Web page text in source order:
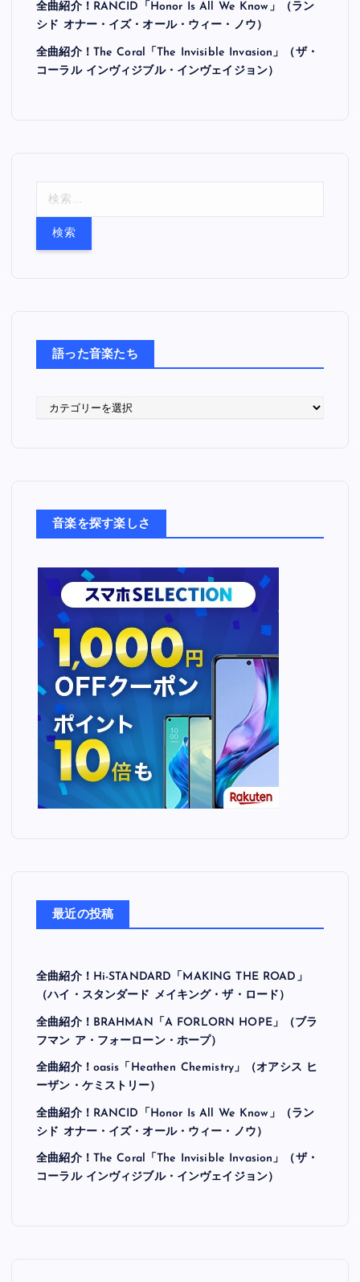
全曲紹介！RANCID「Honor Is All We Know」（ラン
シド オナー・イズ・オール・ウィー・ノウ）
全曲紹介！The Coral「The Invisible Invasion」（ザ・
コーラル インヴィジブル・インヴェイジョン）
語った音楽たち
音楽を探す楽しさ
最近の投稿
全曲紹介！Hi-STANDARD「MAKING THE ROAD」
（ハイ・スタンダード メイキング・ザ・ロード）
全曲紹介！BRAHMAN「A FORLORN HOPE」（ブラ
フマン ア・フォーローン・ホープ）
全曲紹介！oasis「Heathen Chemistry」（オアシス ヒ
ーザン・ケミストリー）
全曲紹介！RANCID「Honor Is All We Know」（ラン
シド オナー・イズ・オール・ウィー・ノウ）
全曲紹介！The Coral「The Invisible Invasion」（ザ・
コーラル インヴィジブル・インヴェイジョン）